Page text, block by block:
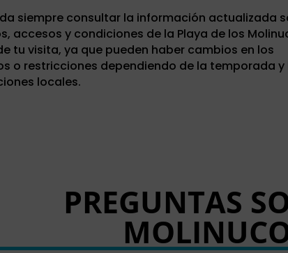
siempre consultar la información actualizada
accesos y condiciones de la Playa de los
tu visita, ya que pueden haber cambios en los
o restricciones dependiendo de la temporada y
locales.
PREGUNTAS